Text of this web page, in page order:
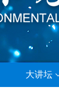
大讲坛